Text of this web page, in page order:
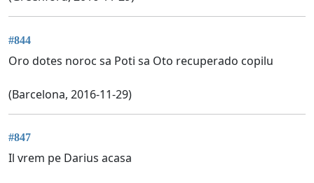
#844
Oro dotes noroc sa Poti sa Oto recuperado copilu
(Barcelona, 2016-11-29)
#847
Il vrem pe Darius acasa